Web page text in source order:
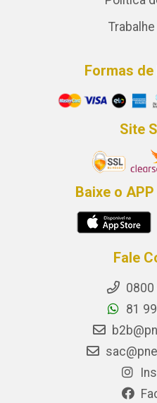
Formas
Site
Baixe o
Fale
0800
81